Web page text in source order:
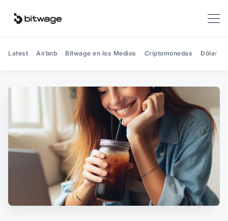
Latest Airbnb Bitwage en los Medios Criptomonedas Dólar